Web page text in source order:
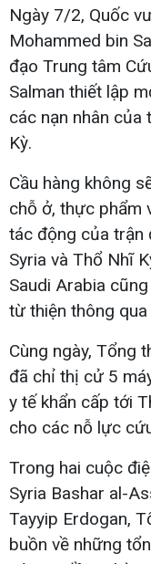
Ngày 7/2, Quốc
Mohammed bin
đạo Trung tâm
Salman thiết lập
các nạn nhân của
Kỳ.
Cầu hàng không
chỗ ở, thực phẩm
tác động của trận
Syria và Thổ Nhĩ
Saudi Arabia
từ thiện thông
Cùng ngày, Tổng
đã chỉ thị cử 5
y tế khẩn cấp tới
cho các nỗ lực
Trong hai cuộc
Syria Bashar al-
Tayyip Erdogan,
buồn về những